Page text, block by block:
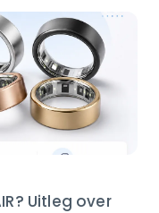
Uitleg over